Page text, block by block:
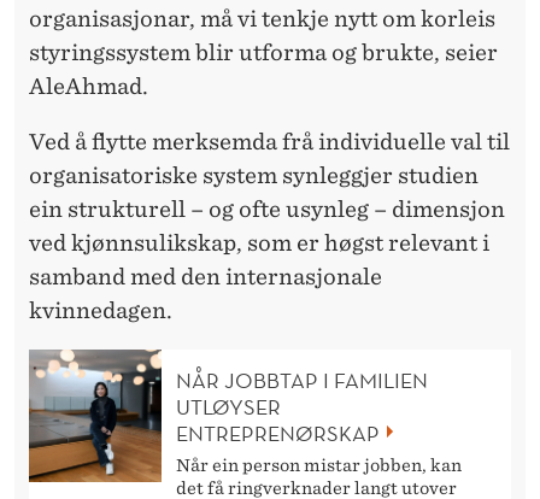
organisasjonar, må vi tenkje nytt om korleis
styringssystem blir utforma og brukte, seier
AleAhmad.
Ved å flytte merksemda frå individuelle val til
organisatoriske system synleggjer studien
ein strukturell – og ofte usynleg – dimensjon
ved kjønnsulikskap, som er høgst relevant i
samband med den internasjonale
kvinnedagen.
NÅR JOBBTAP I FAMILIEN
UTLØYSER
ENTREPRENØRSKAP
Når ein person mistar jobben, kan
det få ringverknader langt utover